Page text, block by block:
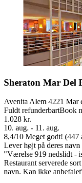
Sheraton Mar Del
Avenita Alem 4221 Mar
Fuldt refunderbartBook
1.028 kr.
10. aug. - 11. aug.
8,4/10 Meget godt! (447
Lever højt på deres navn
"Værelse 919 nedslidt -
Restaurant serverede
navn. Kan ikke